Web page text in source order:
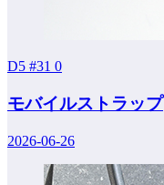
D5 #31 0
モバイルストラップ
2026-06-26